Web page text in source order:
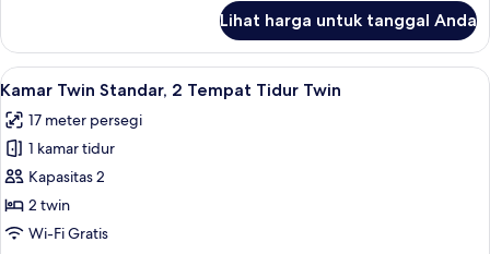
Kamar
Double
Standar
Lihat harga untuk tanggal Anda
Lihat
semua
foto
untuk
Kamar
Twin
Standar,
Kamar Twin Standar, 2 Tempat
5
Kamar Twin Standar, 2 Tempat Tidur Twin
17 meter persegi
1 kamar tidur
Kapasitas 2
2 twin
Wi-Fi Gratis